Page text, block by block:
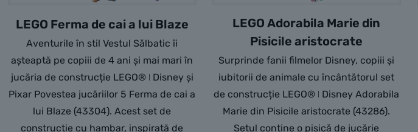
LEGO Ferma de cai a lui Blaze
Aventurile în stil Vestul Sălbatic îi
așteaptă pe copiii de 4 ani și mai mari în
jucăria de construcție LEGO® ǀ Disney și
Pixar Povestea jucăriilor 5 Ferma de cai a
lui Blaze (43304). Acest set de
construcție cu hambar, inspirată de
LEGO Adorabila Marie din
Pisicile aristocrate
Surprinde fanii filmelor Disney, copiii și
iubitorii de animale cu încântătorul set
de construcție LEGO® ǀ Disney Adorabila
Marie din Pisicile aristocrate (43286).
Setul conține o pisică de jucărie